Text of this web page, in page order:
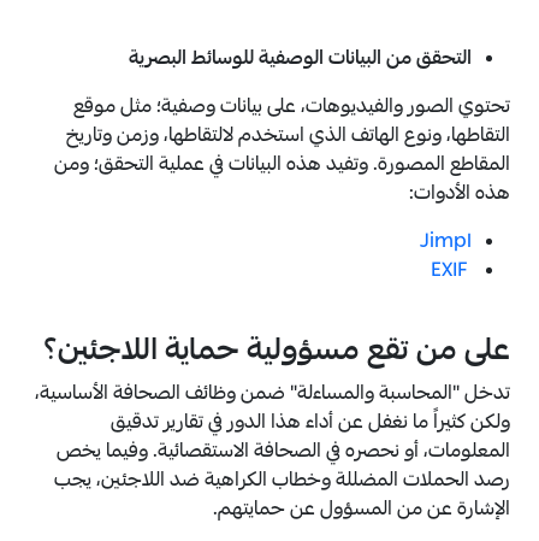
التحقق من البيانات الوصفية للوسائط البصرية
تحتوي الصور والفيديوهات، على بيانات وصفية؛ مثل موقع
التقاطها، ونوع الهاتف الذي استخدم لالتقاطها، وزمن وتاريخ
المقاطع المصورة. وتفيد هذه البيانات في عملية التحقق؛ ومن
هذه الأدوات:
Jimpl
EXIF
على من تقع مسؤولية حماية اللاجئين؟
تدخل "المحاسبة والمساءلة" ضمن وظائف الصحافة الأساسية،
ولكن كثيراً ما نغفل عن أداء هذا الدور في تقارير تدقيق
المعلومات، أو نحصره في الصحافة الاستقصائية. وفيما يخص
رصد الحملات المضللة وخطاب الكراهية ضد اللاجئين، يجب
الإشارة عن من المسؤول عن حمايتهم.